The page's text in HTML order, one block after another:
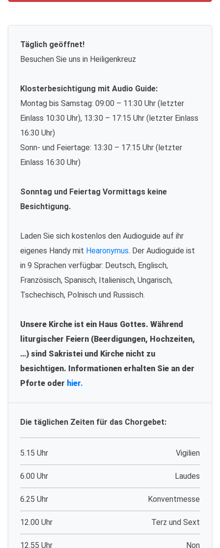
Täglich geöffnet!
Besuchen Sie uns in Heiligenkreuz
Klosterbesichtigung mit Audio Guide:
Montag bis Samstag: 09:00 – 11:30 Uhr (letzter
Einlass 10:30 Uhr), 13:30 – 17:15 Uhr (letzter Einlass
16:30 Uhr)
Sonn- und Feiertage: 13:30 – 17:15 Uhr (letzter
Einlass 16:30 Uhr)
Sonntag und Feiertag Vormittags keine
Besichtigung.
Laden Sie sich kostenlos den Audioguide auf ihr
eigenes Handy mit Hearonymus. Der Audioguide ist
in 9 Sprachen verfügbar: Deutsch, Englisch,
Französisch, Spanisch, Italienisch, Ungarisch,
Tschechisch, Polnisch und Russisch.
Unsere Kirche ist ein Haus Gottes. Während
liturgischer Feiern (Beerdigungen, Hochzeiten,
…) sind Sakristei und Kirche nicht zu
besichtigen. Informationen erhalten Sie an der
Pforte oder hier.
Die täglichen Zeiten für das Chorgebet:
5.15 Uhr Vigilien
6.00 Uhr Laudes
6.25 Uhr Konventmesse
12.00 Uhr Terz und Sext
12.55 Uhr Non